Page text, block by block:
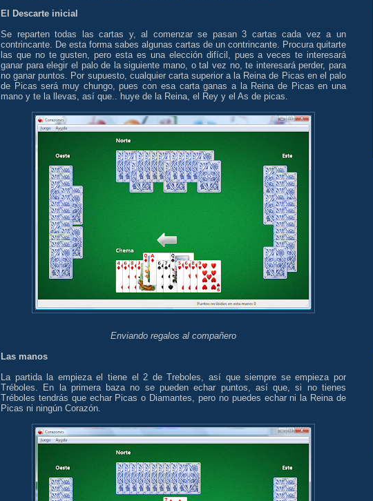
El Descarte inicial
Se reparten todas las cartas y, al comenzar se pasan 3 cartas cada vez a un
contrincante. De esta forma sabes algunas cartas de un contrincante. Procura quitarte
las que no te gusten, pero esta es una elección difícil, pues a veces te interesará
ganar para elegir el palo de la siguiente mano, o tal vez no, te interesará perder, para
no ganar puntos. Por supuesto, cualquier carta superior a la Reina de Picas en el palo
de Picas será muy chungo, pues con esa carta ganas a la Reina de Picas en una
mano y te la llevas, así que.. huye de la Reina, el Rey y el As de picas.
Enviando regalos al compañero
Las manos
La partida la empieza el tiene el 2 de Treboles, así que siempre se empieza por
Tréboles. En la primera baza no se pueden echar puntos, así que, si no tienes
Tréboles tendrás que echar Picas o Diamantes, pero no puedes echar ni la Reina de
Picas ni ningún Corazón.